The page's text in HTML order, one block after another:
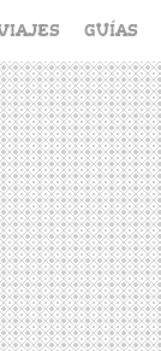
GUÍAS